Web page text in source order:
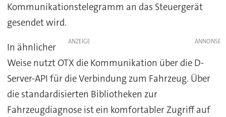
Kommunikationstelegramm an das Steuergerät
gesendet wird.
ANZEIGE
In ähnlicher
Weise nutzt OTX die Kommunikation über die D-
Server-API für die Verbindung zum Fahrzeug. Über
die standardisierten Bibliotheken zur
Fahrzeugdiagnose ist ein komfortabler Zugriff auf